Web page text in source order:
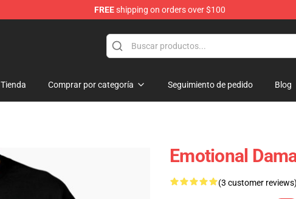
FREEshipping on orders over $100
Tienda Comprar por categoría Seguimiento de pedido Blog
Emotional
(3 customer reviews)